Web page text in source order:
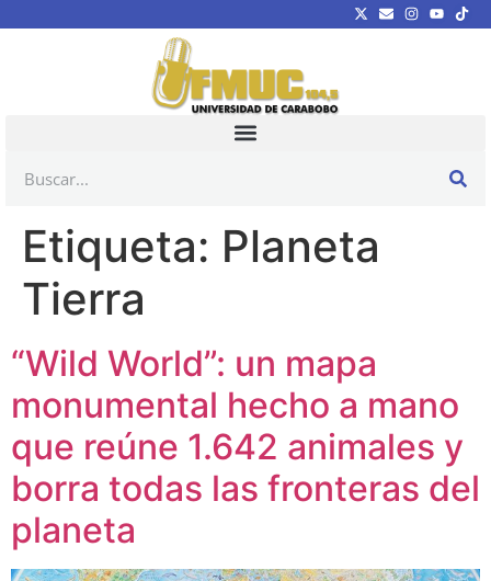
Etiqueta: Planeta
Tierra
“Wild World”: un mapa
monumental hecho a mano
que reúne 1.642 animales y
borra todas las fronteras del
planeta